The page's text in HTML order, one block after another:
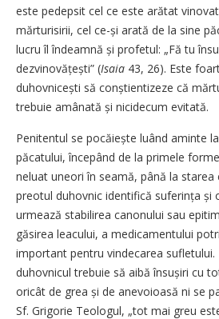
este pedepsit cel ce este arătat
mărturisirii, cel ce-și arată de la sine
lucru îl îndeamnă și profetul: „Fă tu
dezvinovățești” (Isaia 43, 26). Este
duhovnicești să conștientizeze că
trebuie amânată și nicidecum evitată.
Penitentul se pocăiește luând aminte
păcatului, începând de la primele
neluat uneori în seamă, până la starea
preotul duhovnic identifică sufe­rin­ța și
urmează stabilirea canonului sau
găsirea leacului, a medicamentului
important pentru vindecarea sufletului.
duhovnicul trebuie să aibă însușiri cu
oricât de grea și de anevoioasă ni se
Sf. Grigorie Teologul, „tot mai greu